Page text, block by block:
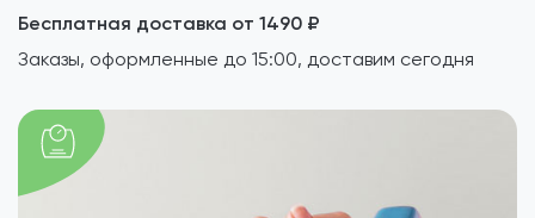
Бесплатная доставка от 1490 ₽
Заказы, оформленные до 15:00, доставим сегодня